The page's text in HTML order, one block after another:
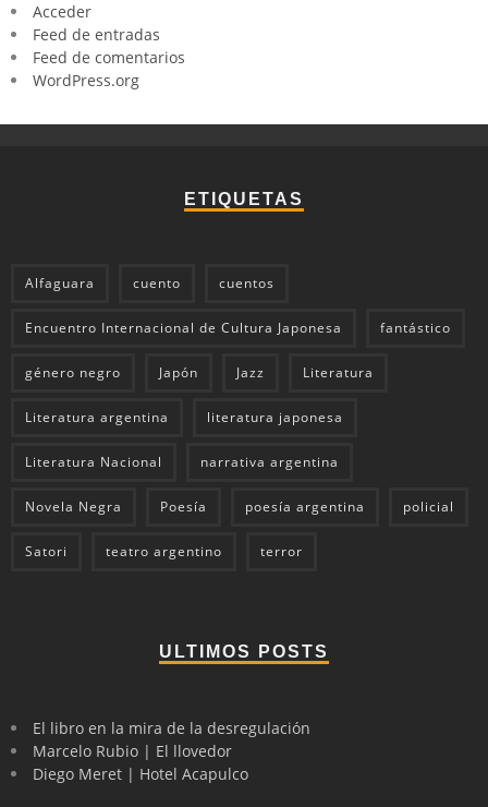
Acceder
Feed de entradas
Feed de comentarios
WordPress.org
ETIQUETAS
Alfaguara cuento cuentos
Encuentro Internacional de Cultura Japonesa fantástico
género negro Japón Jazz Literatura
Literatura argentina literatura japonesa
Literatura Nacional narrativa argentina
Novela Negra Poesía poesía argentina policial
Satori teatro argentino terror
ULTIMOS POSTS
El libro en la mira de la desregulación
Marcelo Rubio | El llovedor
Diego Meret | Hotel Acapulco